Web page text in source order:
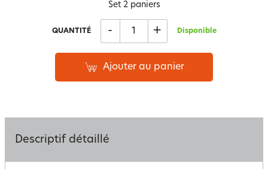
Set 2 paniers
QUANTITÉ - + Disponible
Ajouter au panier
Descriptif détaillé